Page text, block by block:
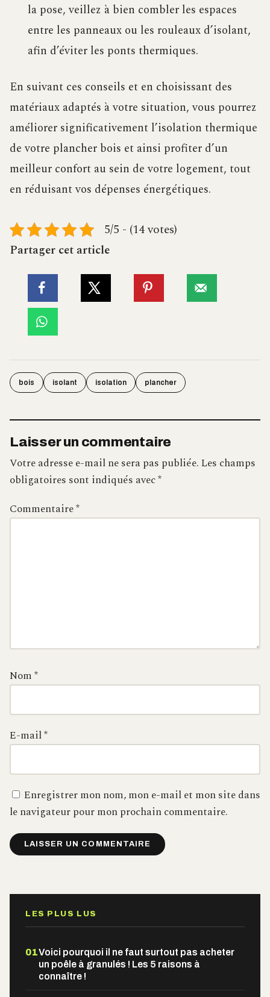
la pose, veillez à bien combler les espaces
entre les panneaux ou les rouleaux d’isolant,
afin d’éviter les ponts thermiques.
En suivant ces conseils et en choisissant des
matériaux adaptés à votre situation, vous pourrez
améliorer significativement l’isolation thermique
de votre plancher bois et ainsi profiter d’un
meilleur confort au sein de votre logement, tout
en réduisant vos dépenses énergétiques.
5/5 - (14 votes)
Partager cet article
bois isolant isolation plancher
Laisser un commentaire
Votre adresse e-mail ne sera pas publiée.Les champs
obligatoires sont indiqués avec*
Commentaire*
Nom*
E-mail*
Enregistrer mon nom, mon e-mail et mon site dans
le navigateur pour mon prochain commentaire.
LES PLUS LUS
01Voici pourquoi il ne faut surtout pas acheter
un poêle à granulés ! Les 5 raisons à
connaître !